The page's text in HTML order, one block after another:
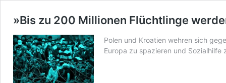
»Bis zu 200 Millionen Flüchtlinge
Polen und Kroatien wehren sich
Europa zu spazieren und Sozialhilfe